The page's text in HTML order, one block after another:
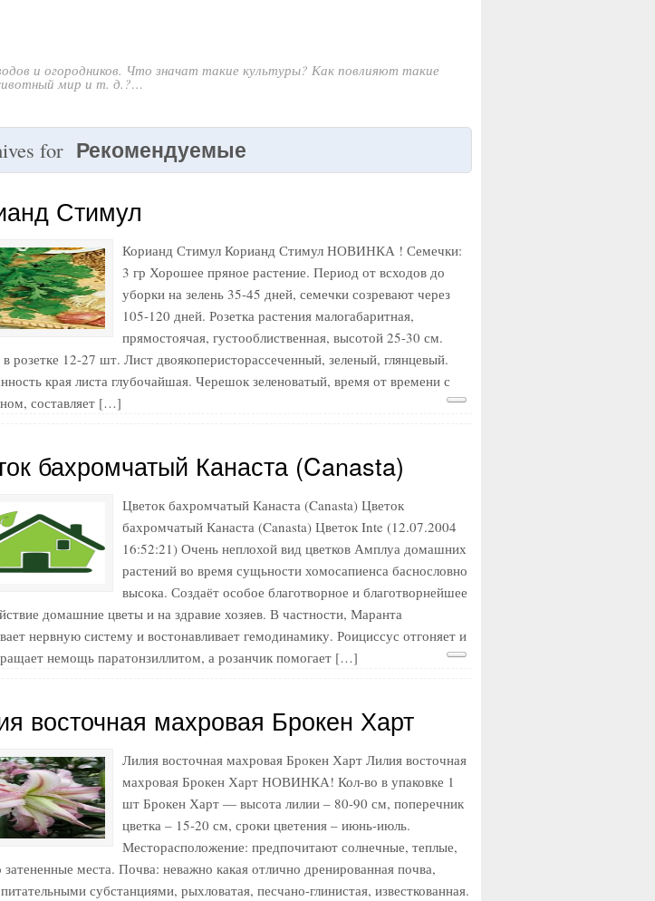
и огородников. Что значат такие культуры? Как повлияют такие
мир и т. д.?…
for Рекомендуемые
Стимул
Корианд Стимул Корианд Стимул НОВИНКА ! Семечки:
3 гр Хорошее пряное растение. Период от всходов до
уборки на зелень 35-45 дней, семечки созревают через
105-120 дней. Розетка растения малогабаритная,
прямостоячая, густооблиственная, высотой 25-30 см.
розетке 12-27 шт. Лист двоякоперисторассеченный, зеленый, глянцевый.
края листа глубочайшая. Черешок зеленоватый, время от времени с
составляет […]
бахромчатый Канаста (Canasta)
Цветок бахромчатый Канаста (Canasta) Цветок
бахромчатый Канаста (Canasta) Цветок Inte (12.07.2004
16:52:21) Очень неплохой вид цветков Амплуа домашних
растений во время сущьности хомосапиенса баснословно
высока. Создаёт особое благотворное и благотворнейшее
домашние цветы и на здравие хозяев. В частности, Маранта
нервную систему и востонавливает гемодинамику. Роициссус отгоняет и
немощь паратонзиллитом, а розанчик помогает […]
восточная махровая Брокен Харт
Лилия восточная махровая Брокен Харт Лилия восточная
махровая Брокен Харт НОВИНКА! Кол-во в упаковке 1
шт Брокен Харт — высота лилии – 80-90 см, поперечник
цветка – 15-20 см, сроки цветения – июнь-июль.
Месторасположение: предпочитают солнечные, теплые,
затененные места. Почва: неважно какая отлично дренированная почва,
субстанциями, рыхловатая, песчано-глинистая, известкованная.